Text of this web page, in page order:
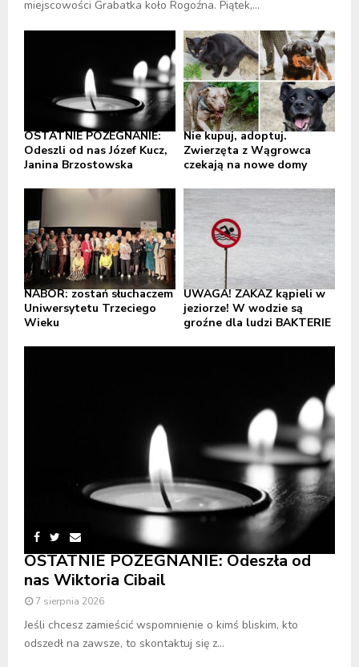
miejscowości Grabatka koło Rogoźna. Piątek,...
OSTATNIE POŻEGNANIE:
Odeszli od nas Józef Kucz,
Janina Brzostowska
Nie kupuj, adoptuj.
Zwierzęta z Wągrowca
czekają na nowe domy
NABÓR: zostań słuchaczem
Uniwersytetu Trzeciego
Wieku
UWAGA! ZAKAZ kąpieli w
jeziorze! W wodzie są
groźne dla ludzi BAKTERIE
OSTATNIE POŻEGNANIE: Odeszła od
nas Wiktoria Cibail
7 sierpnia 2026
Jeśli chcesz zamieścić wspomnienie o kimś bliskim, kto
odszedł na zawsze, to skontaktuj się z...